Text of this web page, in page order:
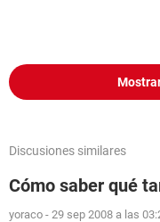
Discusiones similares
Cómo saber qué
yoraco - 29 sep 2008 a las